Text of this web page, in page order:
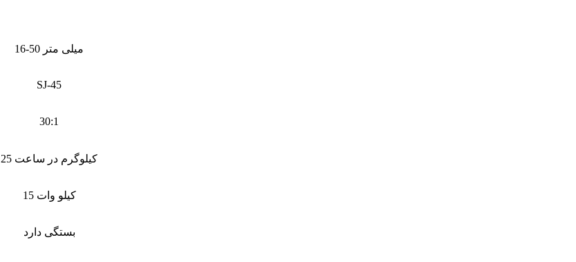
16-50 میلی متر
SJ-45
30:1
25 کیلوگرم در ساعت
15 کیلو وات
بستگی دارد